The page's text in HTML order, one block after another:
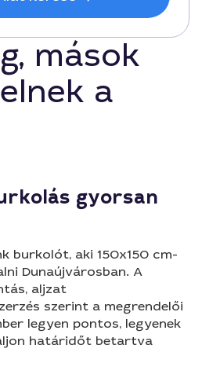
mások
a
gyorsan
burkolót, aki 150x150 cm-
Dunaújvárosban. A
aljzat
szerint a megrendelői
legyen pontos, legyenek
határidőt betartva